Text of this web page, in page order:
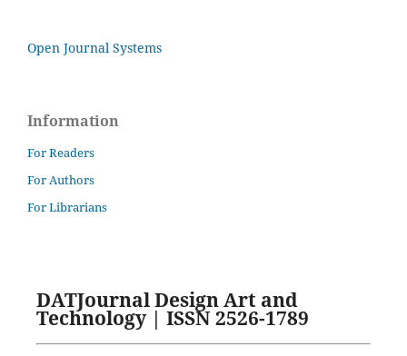
Open Journal Systems
Information
For Readers
For Authors
For Librarians
DATJournal Design Art and
Technology | ISSN 2526-1789